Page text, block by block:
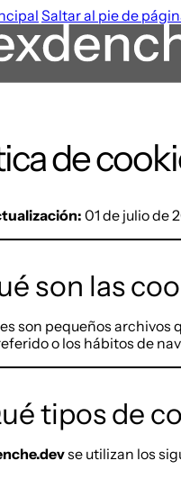
Saltar al pie de
de
01 de julio de
son las
son pequeños archivos
o los hábitos de
tipos de
se utilizan los